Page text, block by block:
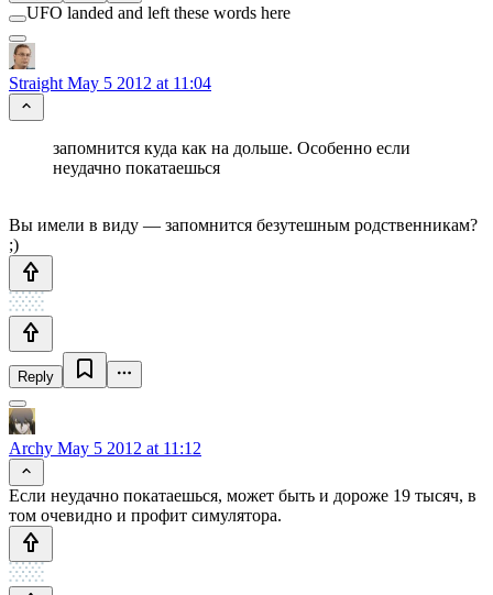
UFO landed and left these words here
Straight May 5 2012 at 11:04
запомнится куда как на дольше. Особенно если
неудачно покатаешься
Вы имели в виду — запомнится безутешным родственникам?
;)
Reply
Archy May 5 2012 at 11:12
Если неудачно покатаешься, может быть и дороже 19 тысяч, в
том очевидно и профит симулятора.